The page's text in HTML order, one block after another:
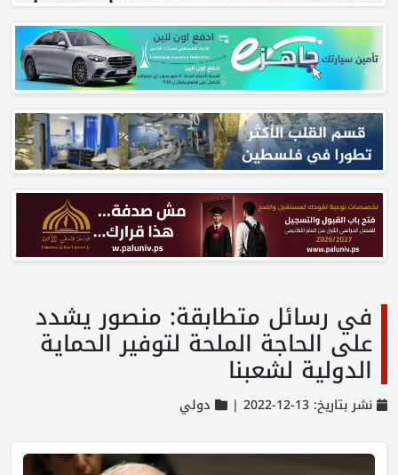
في رسائل متطابقة: منصور يشدد
على الحاجة الملحة لتوفير الحماية
الدولية لشعبنا
نشر بتاريخ: 13-12-2022 | دولي